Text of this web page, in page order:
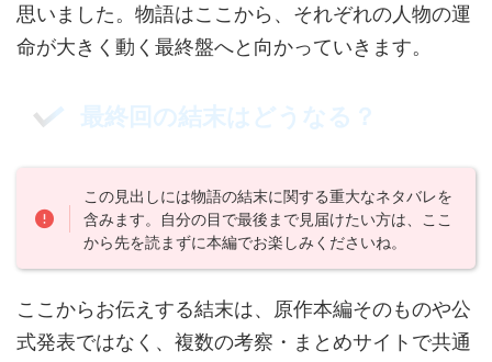
思いました。物語はここから、それぞれの人物の運
命が大きく動く最終盤へと向かっていきます。
最終回の結末はどうなる？
この見出しには物語の結末に関する重大なネタバレを
含みます。自分の目で最後まで見届けたい方は、ここ
から先を読まずに本編でお楽しみくださいね。
ここからお伝えする結末は、原作本編そのものや公
式発表ではなく、複数の考察・まとめサイトで共通